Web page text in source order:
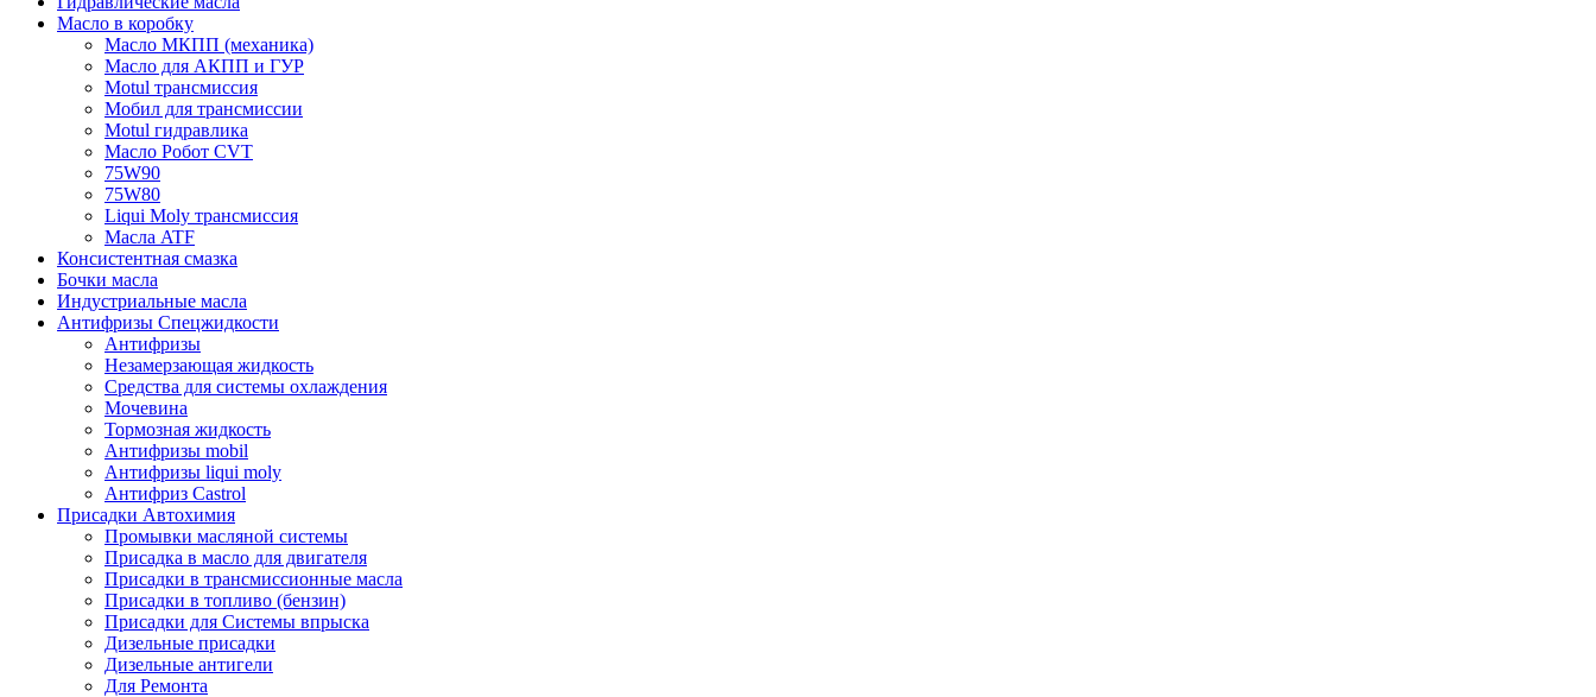
Масло в коробку
Масло МКПП (механика)
Масло для АКПП и ГУР
Motul трансмиссия
Мобил для трансмиссии
Motul гидравлика
Масло Робот CVT
75W90
75W80
Liqui Moly трансмиссия
Масла ATF
Консистентная смазка
Бочки масла
Индустриальные масла
Антифризы Спецжидкости
Антифризы
Незамерзающая жидкость
Средства для системы охлаждения
Мочевина
Тормозная жидкость
Антифризы mobil
Антифризы liqui moly
Антифриз Castrol
Присадки Автохимия
Промывки масляной системы
Присадка в масло для двигателя
Присадки в трансмиссионные масла
Присадки в топливо (бензин)
Присадки для Системы впрыска
Дизельные присадки
Дизельные антигели
Для Ремонта